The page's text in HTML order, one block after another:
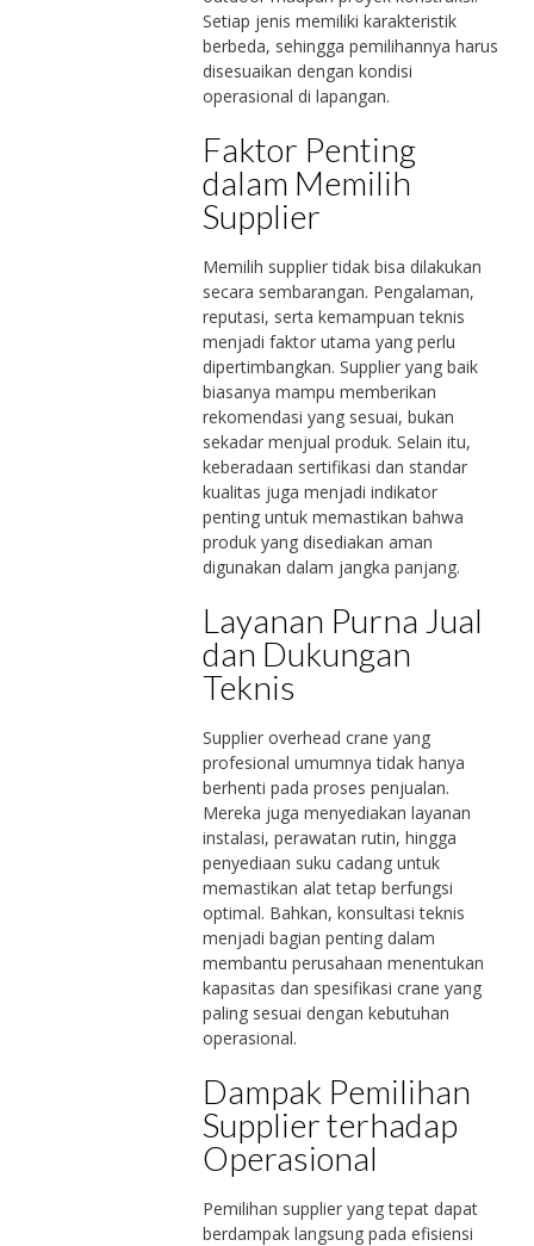
Setiap jenis memiliki karakteristik
berbeda, sehingga pemilihannya harus
disesuaikan dengan kondisi
operasional di lapangan.
Faktor Penting
dalam Memilih
Supplier
Memilih supplier tidak bisa dilakukan
secara sembarangan. Pengalaman,
reputasi, serta kemampuan teknis
menjadi faktor utama yang perlu
dipertimbangkan. Supplier yang baik
biasanya mampu memberikan
rekomendasi yang sesuai, bukan
sekadar menjual produk. Selain itu,
keberadaan sertifikasi dan standar
kualitas juga menjadi indikator
penting untuk memastikan bahwa
produk yang disediakan aman
digunakan dalam jangka panjang.
Layanan Purna Jual
dan Dukungan
Teknis
Supplier overhead crane yang
profesional umumnya tidak hanya
berhenti pada proses penjualan.
Mereka juga menyediakan layanan
instalasi, perawatan rutin, hingga
penyediaan suku cadang untuk
memastikan alat tetap berfungsi
optimal. Bahkan, konsultasi teknis
menjadi bagian penting dalam
membantu perusahaan menentukan
kapasitas dan spesifikasi crane yang
paling sesuai dengan kebutuhan
operasional.
Dampak Pemilihan
Supplier terhadap
Operasional
Pemilihan supplier yang tepat dapat
berdampak langsung pada efisiensi